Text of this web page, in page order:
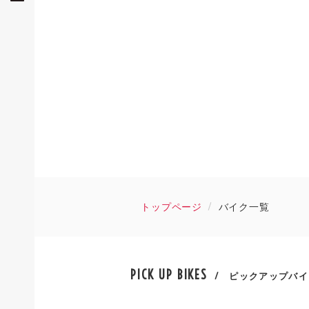
トップページ バイク一覧
PICK UP BIKES / ピックアップバ